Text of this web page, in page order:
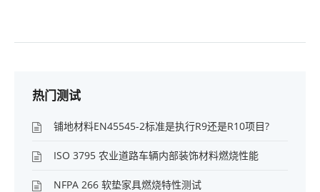
热门测试
铺地材料EN45545-2标准是执行R9还是R10项目?
ISO 3795 农业道路车辆内部装饰材料燃烧性能
NFPA 266 软垫家具燃烧特性测试